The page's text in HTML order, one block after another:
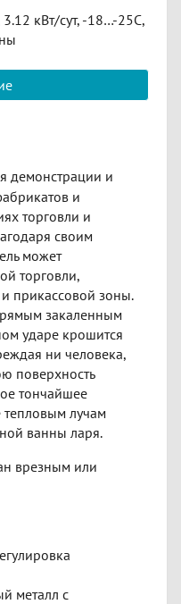
кВт/сут, -18…-25С,
демонстрации и
и
торговли и
своим
может
торговли,
прикассовой зоны.
закаленным
ударе крошится
ни человека,
поверхность
тончайшее
лучам
ванны ларя.
врезным или
металл с